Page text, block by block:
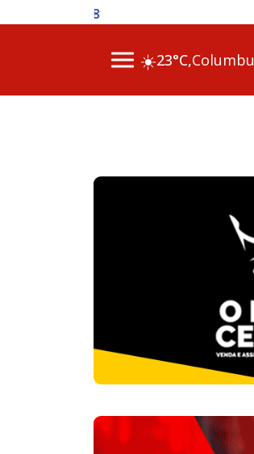
06 Ago
☀️23°C,